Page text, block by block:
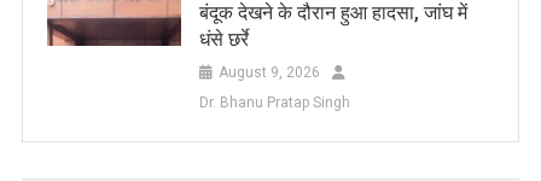
बंदूक देखने के दौरान हुआ हादसा, जांघ में
धंसे छर्रे
August 9, 2026
Dr. Bhanu Pratap Singh